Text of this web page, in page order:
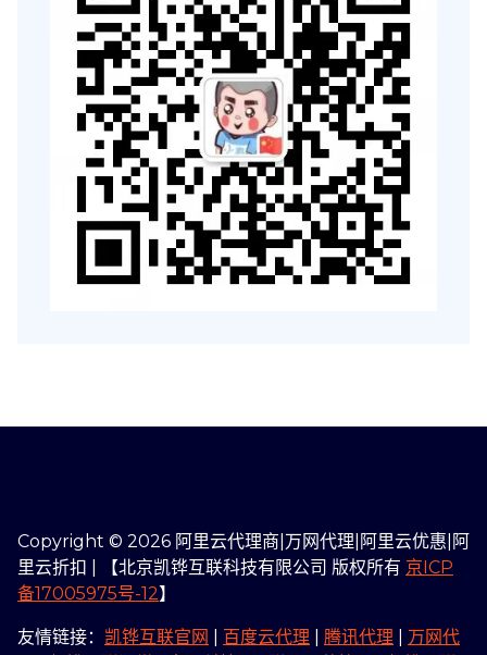
Copyright © 2026 阿里云代理商|万网代理|阿里云优惠|阿
里云折扣 | 【北京凯铧互联科技有限公司 版权所有 京ICP
备17005975号-12】
友情链接： 凯铧互联官网 百度云代理 腾讯代理
万网代